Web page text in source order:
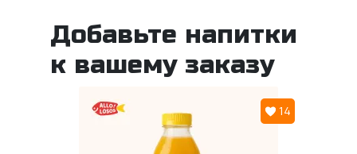
Добавьте напитки
к вашему заказу
14